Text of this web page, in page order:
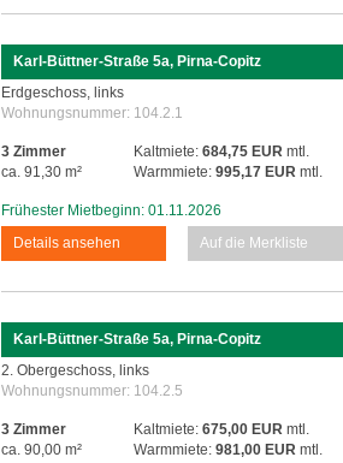
Karl-Büttner-Straße 5a, Pirna-Copitz
Erdgeschoss, links
Wohnungsnummer: 104.2.1
3 Zimmer
ca. 91,30 m²
Kaltmiete: 684,75 EUR mtl.
Warmmiete: 995,17 EUR mtl.
Frühester Mietbeginn: 01.11.2026
Details ansehen
Auf die Merkliste
Karl-Büttner-Straße 5a, Pirna-Copitz
2. Obergeschoss, links
Wohnungsnummer: 104.2.5
3 Zimmer
ca. 90,00 m²
Kaltmiete: 675,00 EUR mtl.
Warmmiete: 981,00 EUR mtl.